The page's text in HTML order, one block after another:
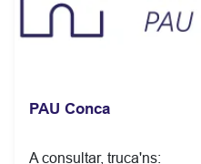
PAU Conca
A consultar, truca'ns: